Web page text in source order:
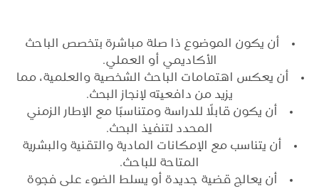
أن يكون الموضوع ذا صلة مباشرة بتخصص الباحث
الأكاديمي أو العملي.
أن يعكس اهتمامات الباحث الشخصية والعلمية، مما
يزيد من دافعيته لإنجاز البحث.
أن يكون قابلًا للدراسة ومتناسبًا مع الإطار الزمني
المحدد لتنفيذ البحث.
أن يتناسب مع الإمكانات المادية والتقنية والبشرية
المتاحة للباحث.
أن يعالج قضية جديدة أو يسلط الضوء على فجوة